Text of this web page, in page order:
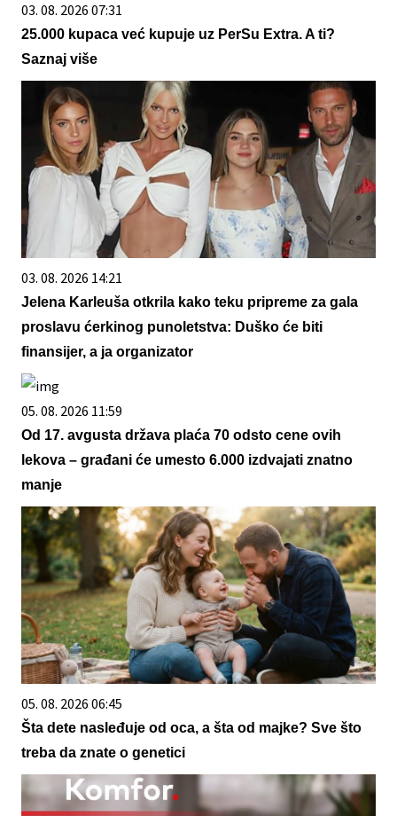
03. 08. 2026 07:31
25.000 kupaca već kupuje uz PerSu Extra. A ti?
Saznaj više
03. 08. 2026 14:21
Jelena Karleuša otkrila kako teku pripreme za gala
proslavu ćerkinog punoletstva: Duško će biti
finansijer, a ja organizator
05. 08. 2026 11:59
Od 17. avgusta država plaća 70 odsto cene ovih
lekova – građani će umesto 6.000 izdvajati znatno
manje
05. 08. 2026 06:45
Šta dete nasleđuje od oca, a šta od majke? Sve što
treba da znate o genetici